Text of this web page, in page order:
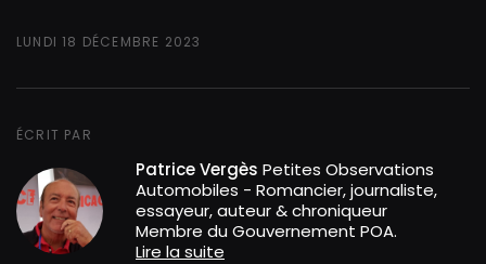
LUNDI 18 DÉCEMBRE 2023
ÉCRIT PAR
Patrice Vergès Petites Observations
Automobiles - Romancier, journaliste,
essayeur, auteur & chroniqueur
Membre du Gouvernement POA.
Lire la suite